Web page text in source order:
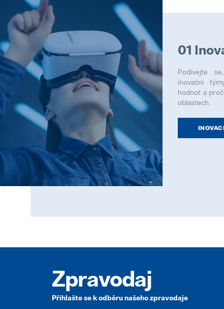
01
Podívejte
inovační
hodnot a
oblastech.
Zpravodaj
Přihlašte se k odběru našeho zpravodaje